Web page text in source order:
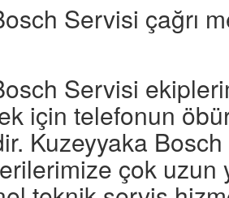
Servisi çağrı
Servisi
için telefonun
Kuzeyyaka
çok uzun